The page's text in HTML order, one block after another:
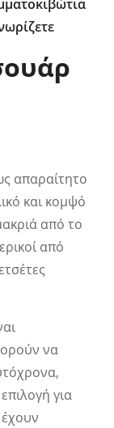
απαραίτητο
και κομψό
από το
από
να
για